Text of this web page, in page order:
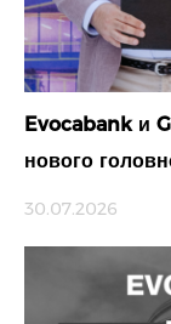
Evocabank и
нового
30.07.2026